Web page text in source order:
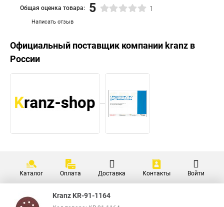
Написать отзыв
Общая оценка товара: 5 1
Официальный поставщик компании kranz в
России
Каталог Оплата Доставка Контакты Войти
Kranz KR-91-1164